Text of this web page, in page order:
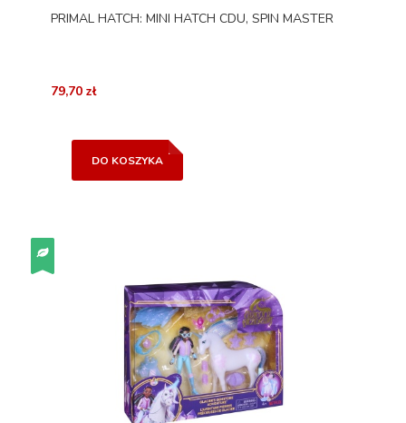
PRIMAL HATCH: MINI HATCH CDU, SPIN MASTER
79,70 zł
DO KOSZYKA